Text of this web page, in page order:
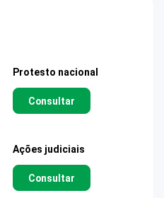
Protesto nacional
Consultar
Ações judiciais
Consultar